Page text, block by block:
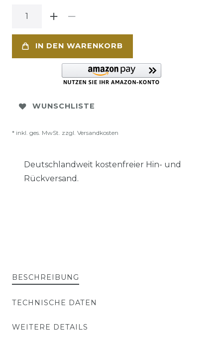
IN DEN WARENKORB
WUNSCHLISTE
* inkl. ges. MwSt. zzgl. Versandkosten
Deutschlandweit kostenfreier Hin- und
Rückversand.
BESCHREIBUNG
TECHNISCHE DATEN
WEITERE DETAILS